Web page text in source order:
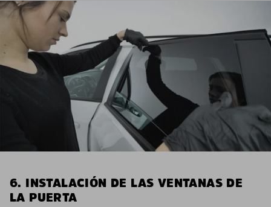
6. INSTALACIÓN DE LAS VENTANAS DE
LA PUERTA